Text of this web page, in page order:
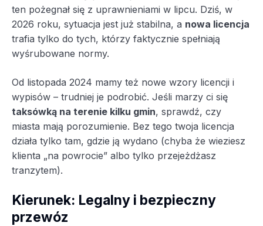
ten pożegnał się z uprawnieniami w lipcu. Dziś, w
2026 roku, sytuacja jest już stabilna, a nowa licencja
trafia tylko do tych, którzy faktycznie spełniają
wyśrubowane normy.
Od listopada 2024 mamy też nowe wzory licencji i
wypisów – trudniej je podrobić. Jeśli marzy ci się
taksówką na terenie kilku gmin, sprawdź, czy
miasta mają porozumienie. Bez tego twoja licencja
działa tylko tam, gdzie ją wydano (chyba że wieziesz
klienta „na powrocie” albo tylko przejeżdżasz
tranzytem).
Kierunek: Legalny i bezpieczny
przewóz